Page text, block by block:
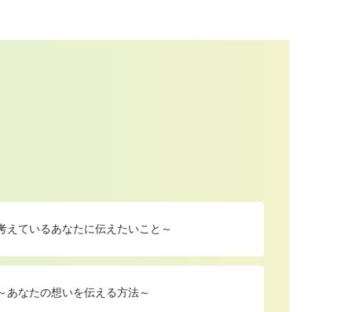
えているあなたに伝えたいこと～
あなたの想いを伝える方法～